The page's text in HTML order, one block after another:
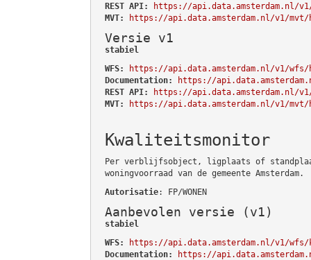
REST API:
https://api.data.amsterdam.nl/
MVT:
https://api.data.amsterdam.nl/v1/
Versie v1
stabiel
WFS:
https://api.data.amsterdam.nl/v1/
Documentation:
https://
REST API:
https://api.data.amsterdam.nl/
MVT:
https://api.data.amsterdam.nl/v1/
Kwaliteitsmonitor
Per verblijfsobject, ligplaats of
woningvoorraad van de gemeente Amsterdam.
Autorisatie: FP/WONEN
Aanbevolen versie (v1)
stabiel
WFS:
https://api.data.amsterdam.nl/v1/
Documentation:
https://